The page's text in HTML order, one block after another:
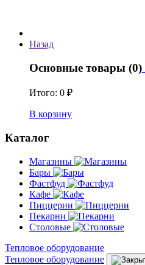
Назад
Основные товары (0)
Итого: 0 ₽
В корзину
Каталог
Магазины
Бары
Фастфуд
Кафе
Пиццерии
Пекарни
Столовые
Тепловое оборудование
Тепловое оборудование